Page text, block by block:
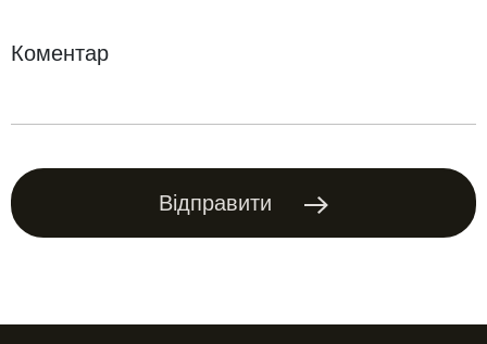
Коментар
Відправити